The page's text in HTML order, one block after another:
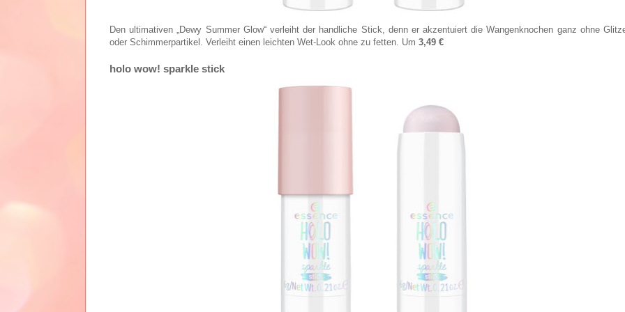
Den ultimativen „Dewy Summer Glow“ verleiht der handliche Stick, denn er akzentuiert die Wangenknochen ganz ohne
oder Schimmerpartikel. Verleiht einen leichten Wet-Look ohne zu fetten. Um 3,49 €
holo wow! sparkle stick